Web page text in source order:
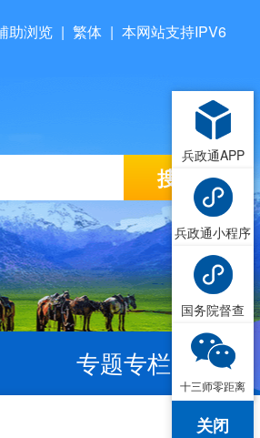
助浏览 | 繁体 | 本网站支持IPV6
专题专栏
兵政通APP
兵政通小程序
国务院督查
十三师零距离
关闭